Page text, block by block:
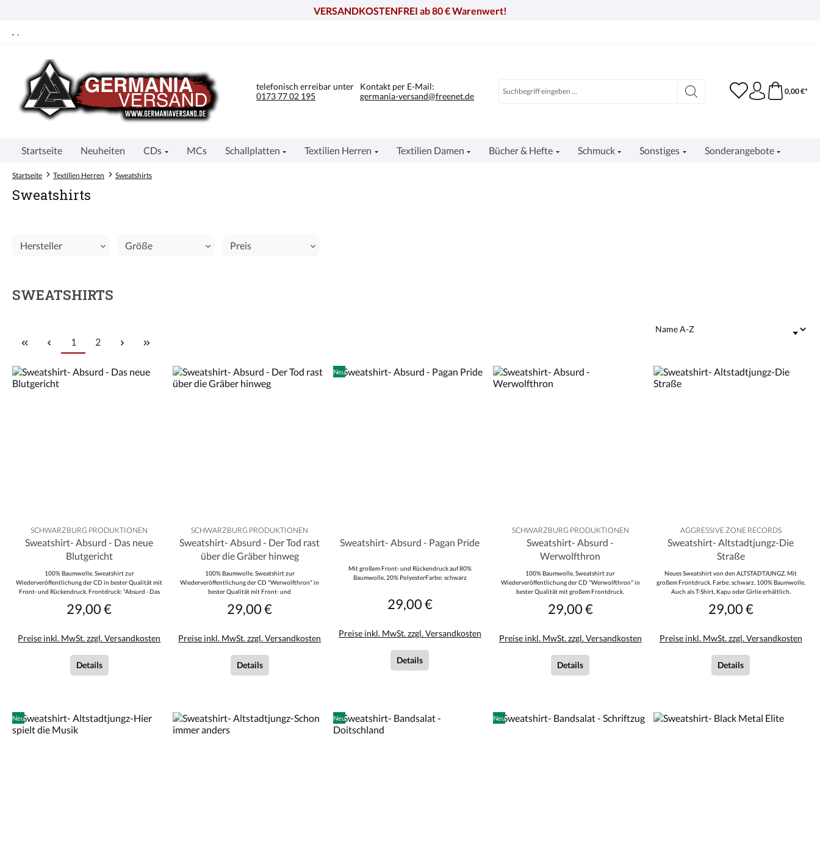
VERSANDKOSTENFREI ab 80 € Warenwert!
. .
telefonisch erreibar unter
0173 77 02 195
Kontakt per E-Mail:
germania-versand@freenet.de
0,00 €*
Startseite Neuheiten CDs MCs Schallplatten Textilien Herren Textilien Damen Bücher & Hefte Schmuck Sonstiges Sonderangebote
Startseite Textilien Herren Sweatshirts
Sweatshirts
Hersteller Größe Preis
SWEATSHIRTS
Seite
1 Seite
2
SCHWARZBURG PRODUKTIONEN
Sweatshirt- Absurd - Das neue
Blutgericht
100% Baumwolle. Sweatshirt zur
Wiederveröffentlichung der CD in bester Qualität mit
Front- und Rückendruck. Frontdruck: "Absurd - Das
Untergang - In Stolz auf dem Schafott"
Regulärer Preis:
29,00 €
Preise inkl. MwSt. zzgl. Versandkosten
Details
SCHWARZBURG PRODUKTIONEN
Sweatshirt- Absurd - Der Tod rast
über die Gräber hinweg
100% Baumwolle. Sweatshirt zur
Wiederveröffentlichung der CD "Werwolfthron" in
bester Qualität mit Front- und
"Und der Tod rast über die Gräber hinweg"
Regulärer Preis:
29,00 €
Preise inkl. MwSt. zzgl. Versandkosten
Details
Neu
Sweatshirt- Absurd - Pagan Pride
Mit großem Front- und Rückendruck auf 80%
Baumwolle, 20% PolyesterFarbe: schwarz
Regulärer Preis:
29,00 €
Preise inkl. MwSt. zzgl. Versandkosten
Details
SCHWARZBURG PRODUKTIONEN
Sweatshirt- Absurd -
Werwolfthron
100% Baumwolle. Sweatshirt zur
Wiederveröffentlichung der CD "Werwolfthron" in
bester Qualität mit großem Frontdruck.
Regulärer Preis:
29,00 €
Preise inkl. MwSt. zzgl. Versandkosten
Details
AGGRESSIVE ZONE RECORDS
Sweatshirt- Altstadtjungz-Die
Straße
Neues Sweatshirt von den ALTSTADTJUNGZ. Mit
großem Frontdruck. Farbe: schwarz. 100% Baumwolle.
Auch als T-Shirt, Kapu oder Girlie erhältlich.
Regulärer Preis:
29,00 €
Preise inkl. MwSt. zzgl. Versandkosten
Details
Neu Neu Neu